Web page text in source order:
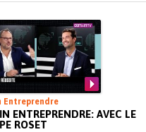
Entreprendre
ENTREPRENDRE: AVEC LE
ROSET